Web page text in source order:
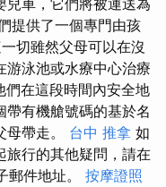
兒車，它們將被運送為
提供了一個專門由孩
切雖然父母可以在沒
游泳池或水療中心治療
們在這段時間內安全地
有機艙號碼的基於名
帶走。 台中 推拿 如
旅行的其他疑問，請在
郵件地址。 按摩證照